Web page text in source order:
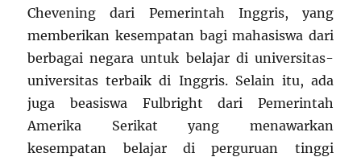
Chevening dari Pemerintah Inggris, yang
memberikan kesempatan bagi mahasiswa dari
berbagai negara untuk belajar di universitas-
universitas terbaik di Inggris. Selain itu, ada
juga beasiswa Fulbright dari Pemerintah
Amerika Serikat yang menawarkan
kesempatan belajar di perguruan tinggi